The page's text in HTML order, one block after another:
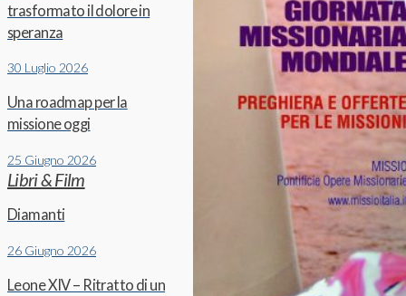
trasformato il dolore in
speranza
30 Luglio 2026
Una roadmap per la
missione oggi
25 Giugno 2026
Libri & Film
Diamanti
26 Giugno 2026
Leone XIV – Ritratto di un